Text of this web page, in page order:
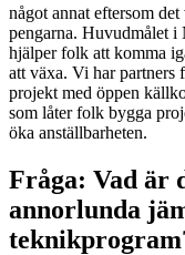
något annat eftersom
pengarna. Huvudmålet i
hjälper folk att komma
att växa. Vi har partners
projekt med öppen
som låter folk bygga
öka anställbarheten.
Fråga: Vad är
annorlunda